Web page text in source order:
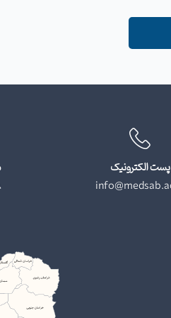
پست الکترونیک